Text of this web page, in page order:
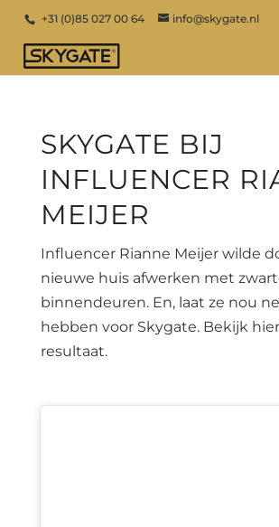
+31 (0)85 027 00 64 info@skygate.nl
SKYGATE BIJ
INFLUENCER
MEIJER
Influencer Rianne Meijer wilde
nieuwe huis afwerken met
binnendeuren. En, laat ze nou
hebben voor Skygate. Bekijk
resultaat.